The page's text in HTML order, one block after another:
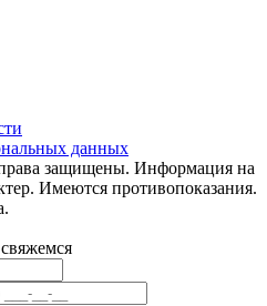
данных
защищены. Информация на
Имеются противопоказания.